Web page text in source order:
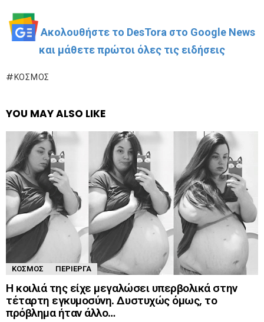
Ακολουθήστε το DesTora στο Google News
και μάθετε πρώτοι όλες τις ειδήσεις
ΚΌΣΜΟΣ
YOU MAY ALSO LIKE
ΚΌΣΜΟΣ ΠΕΡΊΕΡΓΑ
Η κοιλιά της είχε μεγαλώσει υπερβολικά στην
τέταρτη εγκυμοσύνη. Δυστυχώς όμως, το
πρόβλημα ήταν άλλο…